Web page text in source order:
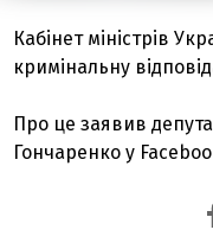
Кабінет міністрів
кримінальну
Про це заявив
Гончаренко у